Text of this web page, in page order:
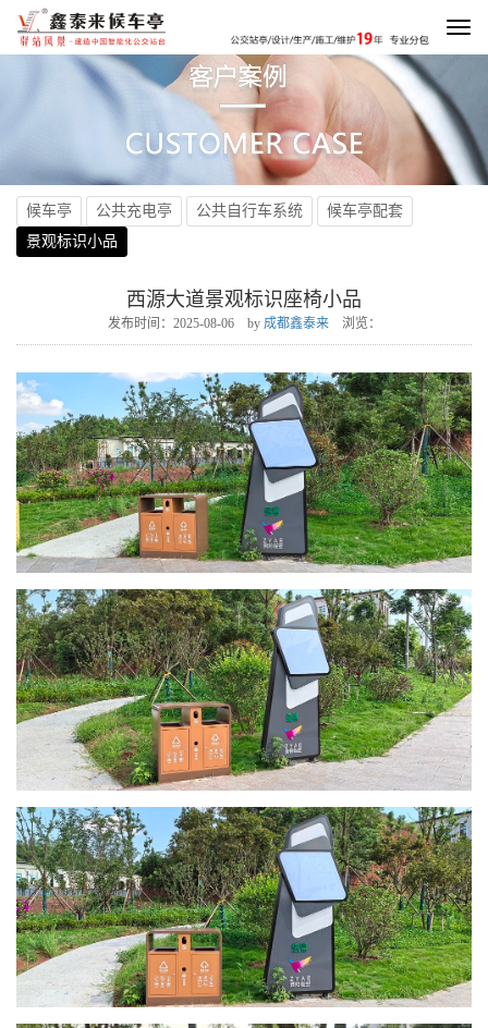
候车亭 公共充电亭 公共自行车系统
候车亭配套
景观标识小品
西源大道景观标识座椅小品
发布时间：2025-08-06 by 成都鑫泰来浏览：